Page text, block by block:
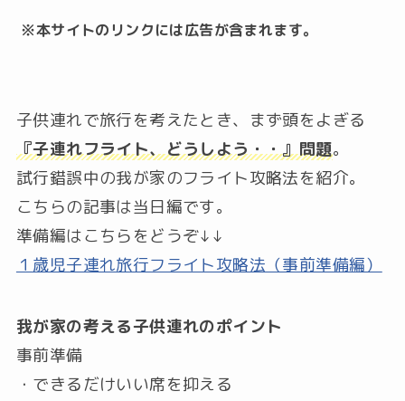
※本サイトのリンクには広告が含まれます。
子供連れで旅行を考えたとき、まず頭をよぎる
『子連れフライト、どうしよう・・』問題。
試行錯誤中の我が家のフライト攻略法を紹介。
こちらの記事は当日編です。
準備編はこちらをどうぞ↓↓
１歳児子連れ旅行フライト攻略法（事前準備編）
我が家の考える子供連れのポイント
事前準備
・できるだけいい席を抑える